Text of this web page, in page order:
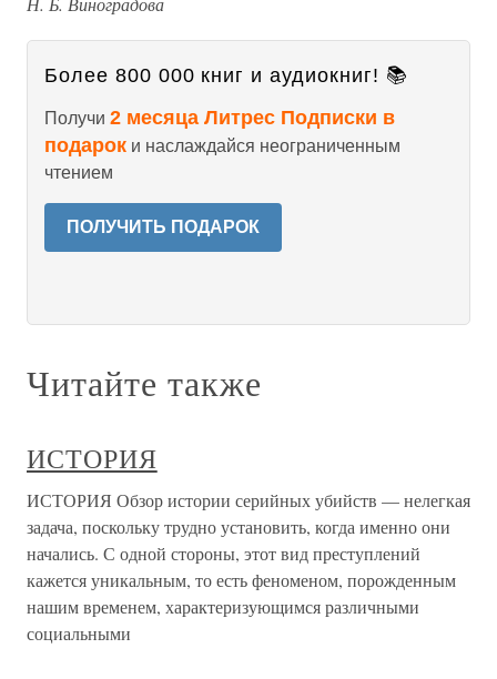
Более 800 000 книг и аудиокниг! 📚
Получи 2 месяца Литрес Подписки в
подарок и наслаждайся неограниченным
чтением
ПОЛУЧИТЬ ПОДАРОК
Читайте также
ИСТОРИЯ
ИСТОРИЯ Обзор истории серийных убийств — нелегкая
задача, поскольку трудно установить, когда именно они
начались. С одной стороны, этот вид преступлений
кажется уникальным, то есть феноменом, порожденным
нашим временем, характеризующимся различными
социальными